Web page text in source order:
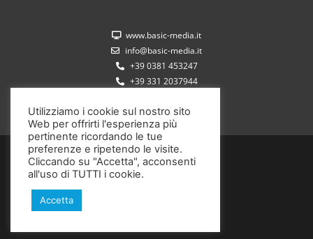
www.basic-media.it
info@basic-media.it
+39 0381 453247
+39 331 2037944
P.IVA 02572350185
Copyright ©2020 Basic S.r.l.s.
Utilizziamo i cookie sul nostro sito
Web per offrirti l'esperienza più
pertinente ricordando le tue
preferenze e ripetendo le visite.
Cliccando su "Accetta", acconsenti
all'uso di TUTTI i cookie.
Accetta